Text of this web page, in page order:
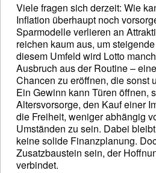
Viele fragen sich derzeit: Wie
Inflation überhaupt noch
Sparmodelle verlieren an
reichen kaum aus, um
diesem Umfeld wird Lotto
Ausbruch aus der Routine –
Chancen zu eröffnen, die sonst
Ein Gewinn kann Türen öffnen,
Altersvorsorge, den Kauf einer
die Freiheit, weniger abhängig
Umständen zu sein. Dabei
keine solide Finanzplanung.
Zusatzbaustein sein, der
verbindet.